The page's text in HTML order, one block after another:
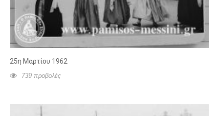
25η Μαρτίου 1962
739 προβολές